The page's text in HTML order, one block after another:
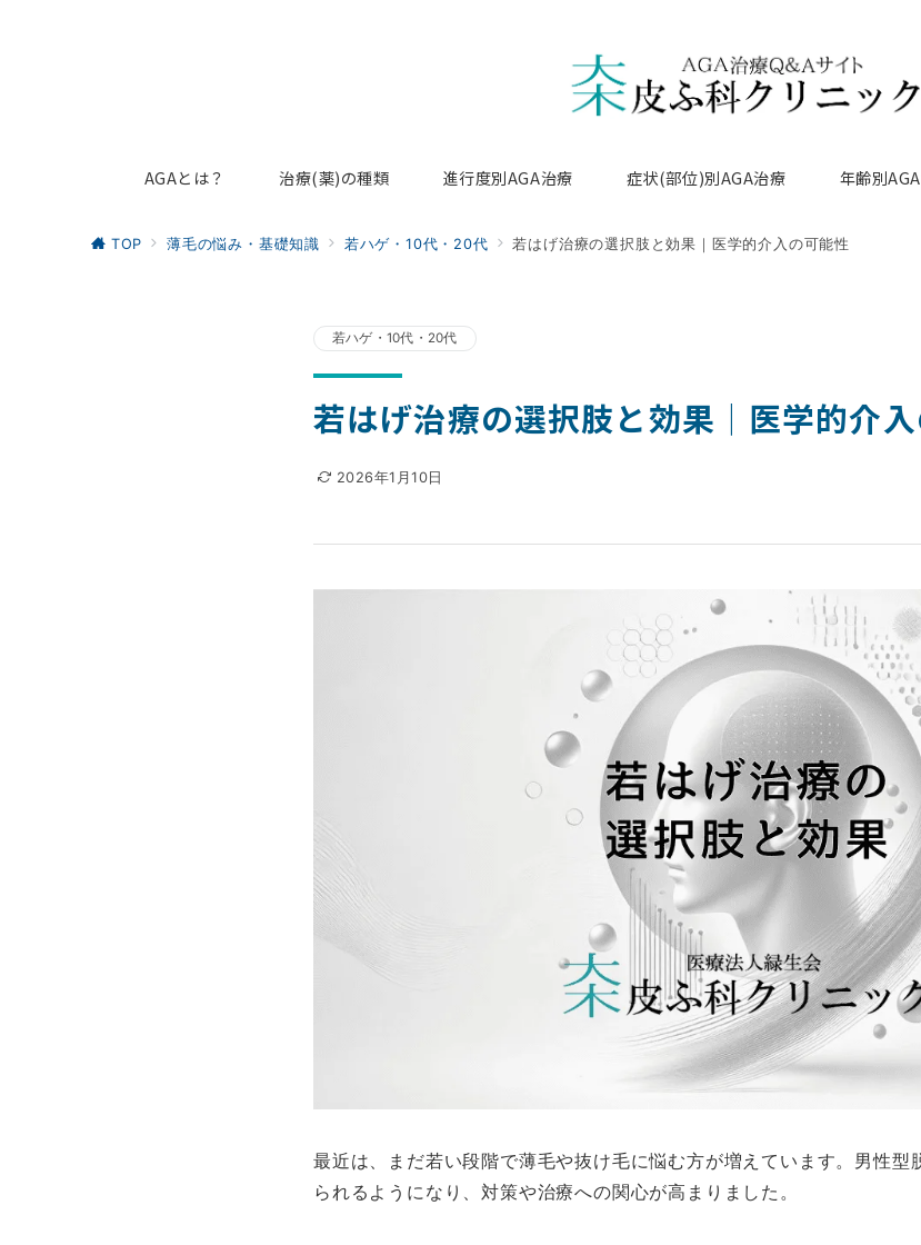
AGAとは？ 治療(薬)の種類 進行度別AGA治療 症状(部位)別AGA治療 年齢別
TOP 薄毛の悩み・基礎知識 若ハゲ・10代・20代 若はげ治療の選択肢と効果｜医学的介入の可能性
若ハゲ・10代・20代
若はげ治療の選択肢と効果｜医学的介
2026年1月10日
最近は、まだ若い段階で薄毛や抜け毛に悩む方が増えています。男性型
られるようになり、対策や治療への関心が高まりました。